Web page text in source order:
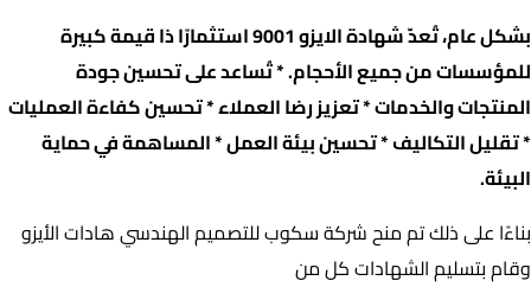
بشكل عام، تُعدّ شهادة الايزو 9001 استثمارًا ذا قيمة كبيرة
للمؤسسات من جميع الأحجام. * تُساعد على تحسين جودة
المنتجات والخدمات * تعزيز رضا العملاء * تحسين كفاءة العمليات
* تقليل التكاليف * تحسين بيئة العمل * المساهمة في حماية
البيئة.
بناءًا على ذلك تم منح شركة سكوب للتصميم الهندسي هادات الأيزو
وقام بتسليم الشهادات كل من